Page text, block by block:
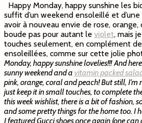
Happy Monday, happy sunshine les
suffit d’un weekend ensoleillé et d’une
avoir à nouveau envie de rose, orange,
boude pas pour autant le violet, mais
touches seulement, en complément
ensoleillées, comme sur cette jolie
Monday, happy sunshine lovelies!!! And
sunny weekend and a vitamin packed
pink, orange, coral and peach! But still, I’m
just keep it in small touches, to complete
this week wishlist, there is a bit of fashion,
and some pretty things for the home too. I
I featured Gucci shoes once again (one can